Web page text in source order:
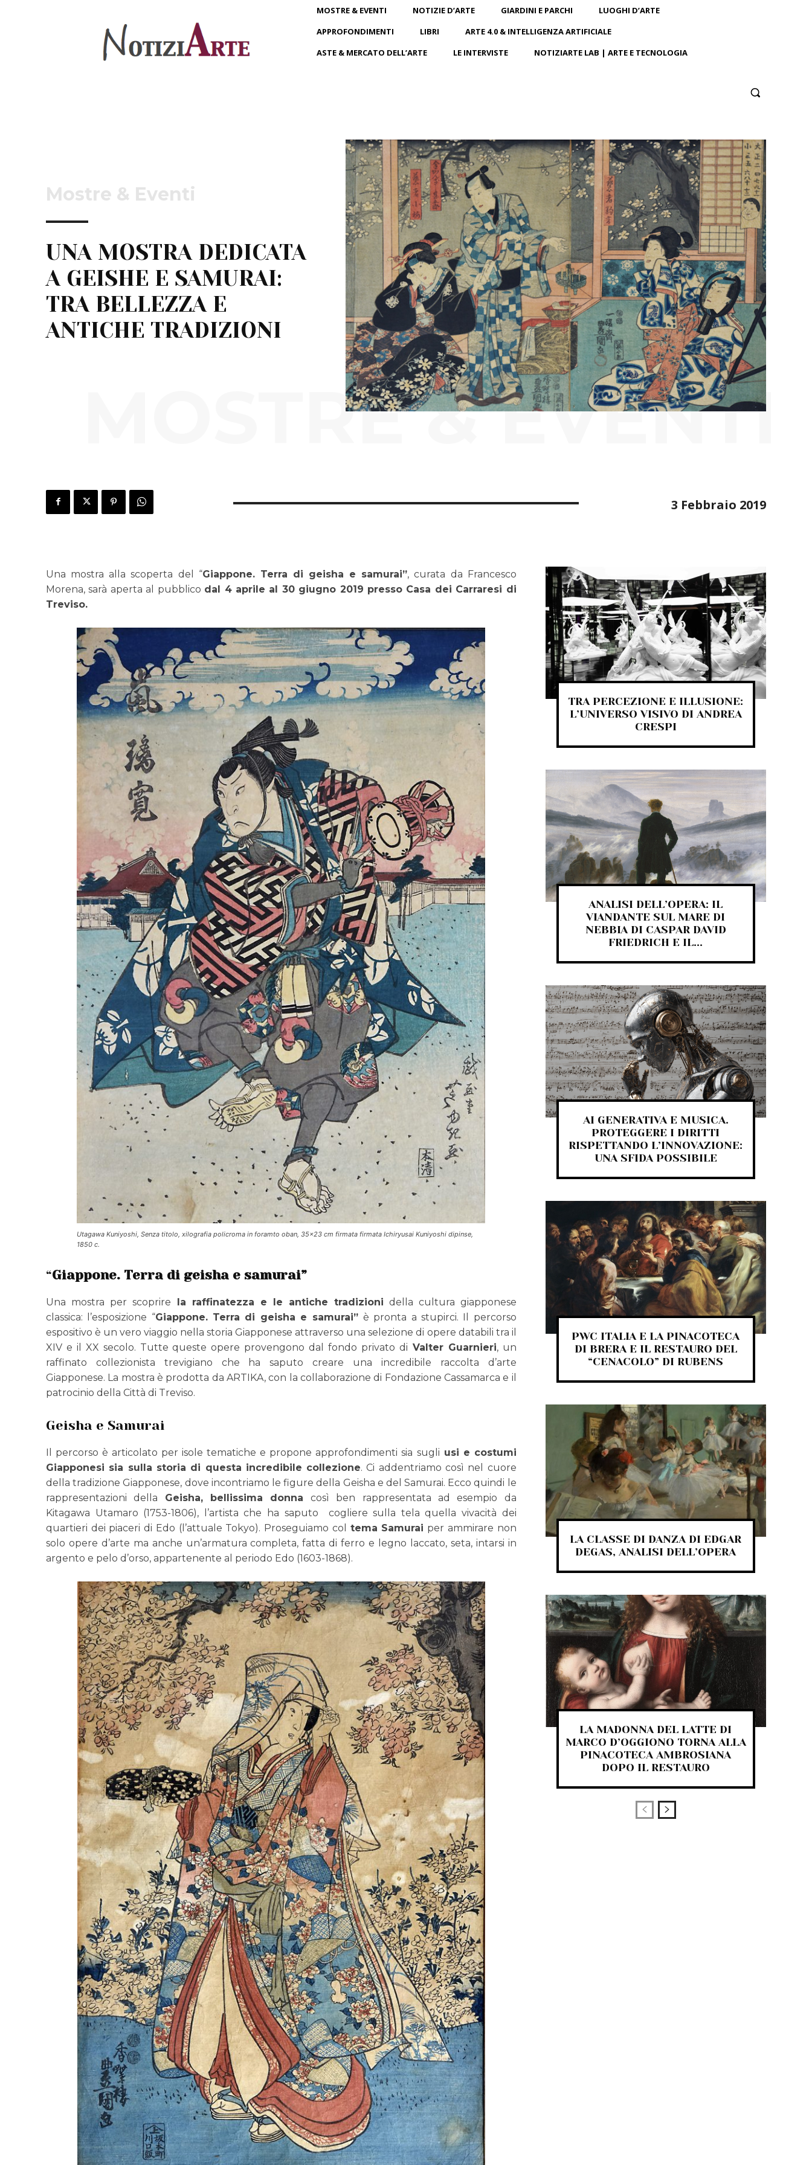
MOSTRE & EVENTI NOTIZIE D’ARTE GIARDINI E PARCHI
LUOGHI D’ARTE
APPROFONDIMENTI
LIBRI
ARTE 4.0 & INTELLIGENZA ARTIFICIALE
ASTE & MERCATO DELL’ARTE
LE INTERVISTE NOTIZIARTE LAB | ARTE E TECNOLOGIA
Mostre & Eventi
UNA MOSTRA DEDICATA
A GEISHE E SAMURAI:
TRA BELLEZZA E
ANTICHE TRADIZIONI
MOSTRE & EVENTI
3 Febbraio 2019
Una mostra alla scoperta del “Giappone. Terra di geisha e samurai”, curata da Francesco
Morena, sarà aperta al pubblico dal 4 aprile al 30 giugno 2019 presso Casa dei Carraresi di
Treviso.
Utagawa Kuniyoshi, Senza titolo, xilografia policroma in foramto oban, 35×23 cm firmata firmata Ichiryusai Kuniyoshi dipinse,
1850 c.
“Giappone. Terra di geisha e samurai”
Una mostra per scoprire la raffinatezza e le antiche tradizioni della cultura giapponese
classica: l’esposizione “Giappone. Terra di geisha e samurai” è pronta a stupirci. Il percorso
espositivo è un vero viaggio nella storia Giapponese attraverso una selezione di opere databili tra il
XIV e il XX secolo. Tutte queste opere provengono dal fondo privato di Valter Guarnieri, un
raffinato collezionista trevigiano che ha saputo creare una incredibile raccolta d’arte
Giapponese. La mostra è prodotta da ARTIKA, con la collaborazione di Fondazione Cassamarca e il
patrocinio della Città di Treviso.
Geisha e Samurai
Il percorso è articolato per isole tematiche e propone approfondimenti sia sugli usi e costumi
Giapponesi sia sulla storia di questa incredibile collezione. Ci addentriamo così nel cuore
della tradizione Giapponese, dove incontriamo le figure della Geisha e del Samurai. Ecco quindi le
rappresentazioni della Geisha, bellissima donna così ben rappresentata ad esempio da
Kitagawa Utamaro (1753-1806), l’artista che ha saputo cogliere sulla tela quella vivacità dei
quartieri dei piaceri di Edo (l’attuale Tokyo). Proseguiamo col tema Samurai per ammirare non
solo opere d’arte ma anche un’armatura completa, fatta di ferro e legno laccato, seta, intarsi in
argento e pelo d’orso, appartenente al periodo Edo (1603-1868).
TRA PERCEZIONE E ILLUSIONE:
L’UNIVERSO VISIVO DI ANDREA
CRESPI
ANALISI DELL’OPERA: IL
VIANDANTE SUL MARE DI
NEBBIA DI CASPAR DAVID
FRIEDRICH E IL...
AI GENERATIVA E MUSICA.
PROTEGGERE I DIRITTI
RISPETTANDO L’INNOVAZIONE:
UNA SFIDA POSSIBILE
PWC ITALIA E LA PINACOTECA
DI BRERA E IL RESTAURO DEL
“CENACOLO” DI RUBENS
LA CLASSE DI DANZA DI EDGAR
DEGAS, ANALISI DELL’OPERA
LA MADONNA DEL LATTE DI
MARCO D’OGGIONO TORNA ALLA
PINACOTECA AMBROSIANA
DOPO IL RESTAURO